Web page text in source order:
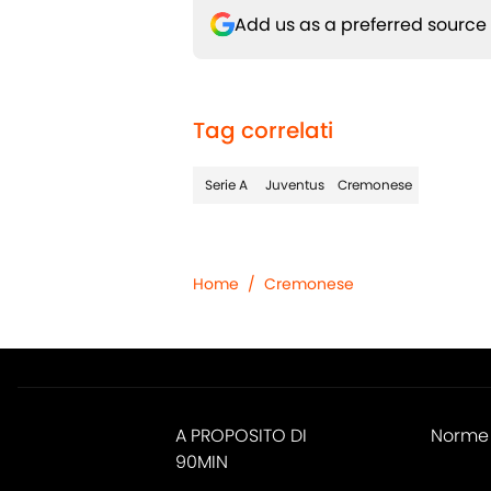
Add us as a preferred
Tag correlati
Serie A Juventus Cremonese
Home / Cremonese
A PROPOSITO DI
90MIN